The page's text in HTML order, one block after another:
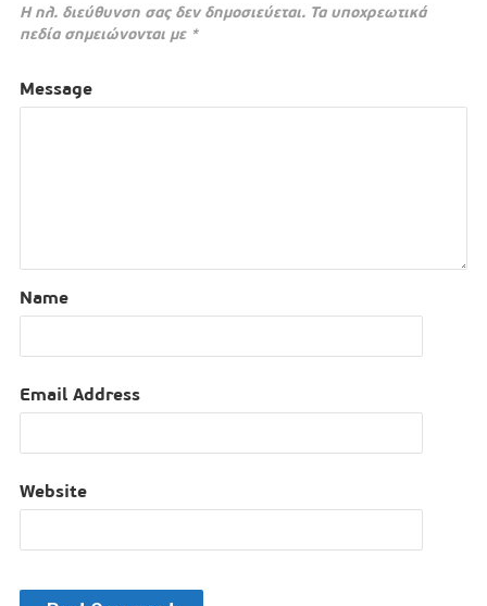
Η ηλ. διεύθυνση σας δεν δημοσιεύεται. Τα υποχρεωτικά
πεδία σημειώνονται με *
Message
Name
Email Address
Website